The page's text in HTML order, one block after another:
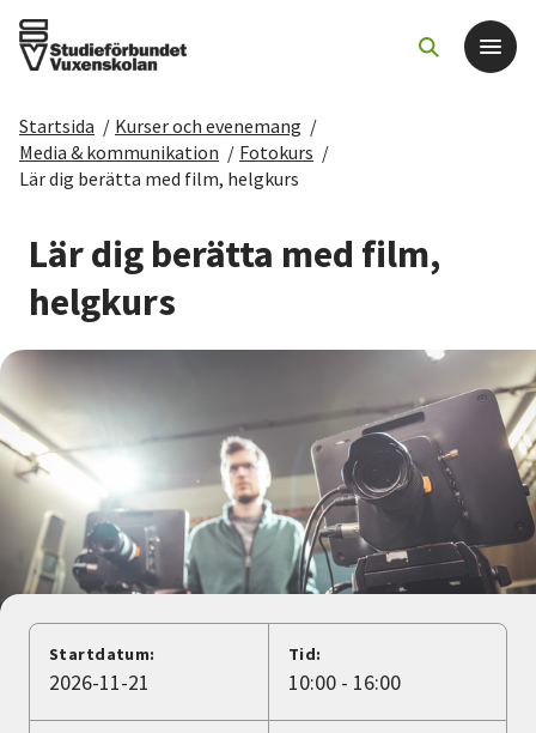
Det här gör vi
Sök kurser och evenemang
Om SV
Starta studiecirkel
Cirkelledare
Nyheter
Lyssna
Startsida / Kurser och evenemang /
Media & kommunikation / Fotokurs /
Lär dig berätta med film, helgkurs
Lär dig berätta med film,
helgkurs
Startdatum:
2026-11-21
Tid:
10:00 - 16:00